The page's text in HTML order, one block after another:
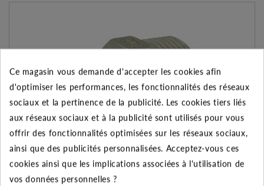
MAMELON INOX 316 RÉDUIT 1"-1/2" MÂLE-MÂLE - 8245
Ce magasin vous demande d'accepter les cookies afin
d'optimiser les performances, les fonctionnalités des réseaux
sociaux et la pertinence de la publicité. Les cookies tiers liés
aux réseaux sociaux et à la publicité sont utilisés pour vous
offrir des fonctionnalités optimisées sur les réseaux sociaux,
ainsi que des publicités personnalisées. Acceptez-vous ces
cookies ainsi que les implications associées à l'utilisation de
vos données personnelles ?